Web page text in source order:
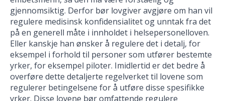
gjennomsiktig. Derfor bør lovgiver avgjøre om han vil
regulere medisinsk konfidensialitet og unntak fra det
på en generell måte i innholdet i helsepersonelloven.
Eller kanskje han ønsker å regulere det i detalj, for
eksempel i forhold til personer som utfører bestemte
yrker, for eksempel piloter. Imidlertid er det bedre å
overføre dette detaljerte regelverket til lovene som
regulerer betingelsene for å utføre disse spesifikke
yrker. Disse lovene bør omfattende regulere